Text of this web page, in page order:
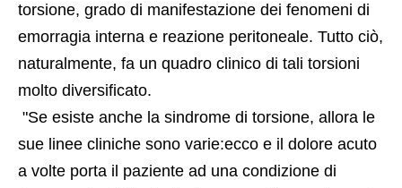
torsione, grado di manifestazione dei fenomeni di
emorragia interna e reazione peritoneale. Tutto ciò,
naturalmente, fa un quadro clinico di tali torsioni
molto diversificato.
sue linee cliniche sono varie:ecco e il dolore acuto
a volte porta il paziente ad una condizione di